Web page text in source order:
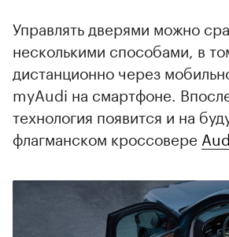
Управлять дверями можно
несколькими способами, в
дистанционно через
myAudi на смартфоне.
технология появится и на
флагманском кроссовере